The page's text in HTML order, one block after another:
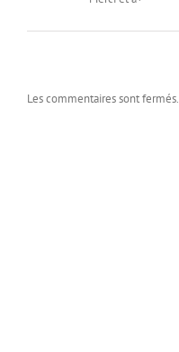
Les commentaires sont fermés.